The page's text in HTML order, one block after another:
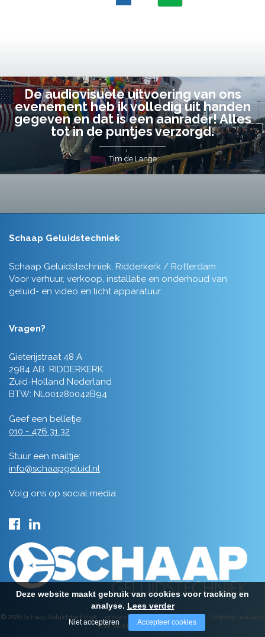
De audiovisuele uitvoering van ons
evenement heb ik volledig uit handen
gegeven en dat is een aanrader! Alles
tot in de puntjes verzorgd.
Tim de Lange
Schaap Geluidstechniek
Schaap Geluidstechniek, Ridderkerk / Rotterdam.
Voor verhuur, verkoop, installatie en onderhoud van
geluid- en video en licht apparatuur.
Vragen?
Gieterijstraat 48 A
2984 AB RIDDERKERK
Zuid-Holland Nederland
BTW: NL001280042B94
Geef een belletje:
010 - 476 31 32
Stuur een mailtje:
info@schaapgeluid.nl
Volg ons op social media:
© 2026 Schaap Geluidstechniek - privacy - algemene voorwaarden- Website realisatie
door Vanderperk Groep
Deze website maakt gebruik van cookies voor tracking en
analyse. Lees verder
Niet accepteren Accepteer cookies